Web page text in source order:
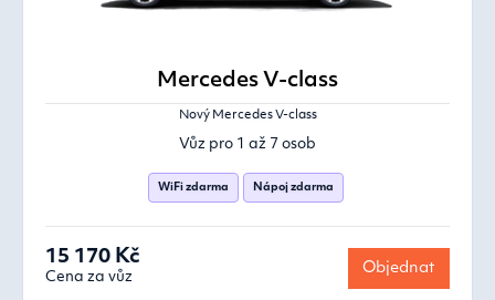
Mercedes V-class
Nový Mercedes V-class
Vůz pro 1 až 7 osob
WiFi zdarma Nápoj zdarma
15 170 Kč
Cena za vůz
Objednat